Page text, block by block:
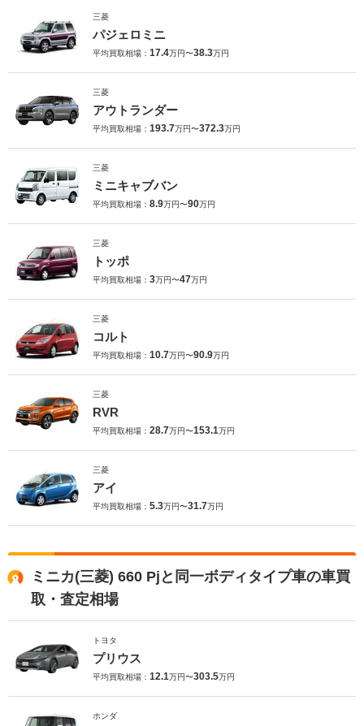
三菱
パジェロミニ
平均買取相場： 17.4万円〜38.3万円
三菱
アウトランダー
平均買取相場： 193.7万円〜372.3万円
三菱
ミニキャブバン
平均買取相場： 8.9万円〜90万円
三菱
トッポ
平均買取相場： 3万円〜47万円
三菱
コルト
平均買取相場： 10.7万円〜90.9万円
三菱
RVR
平均買取相場： 28.7万円〜153.1万円
三菱
アイ
平均買取相場： 5.3万円〜31.7万円
ミニカ(三菱) 660 Pjと同一ボディタイプ車の車買
取・査定相場
トヨタ
プリウス
平均買取相場： 12.1万円〜303.5万円
ホンダ